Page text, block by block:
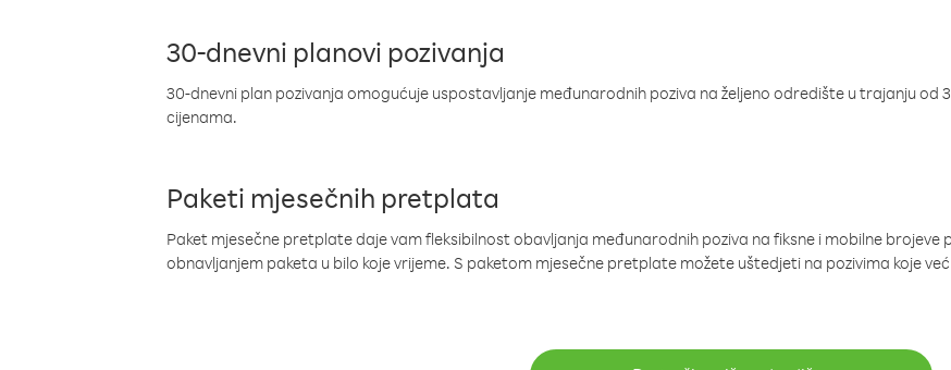
30-dnevni planovi pozivanja
30-dnevni plan pozivanja omogućuje uspostavljanje međunarodnih poziva na željeno odredište u trajanju od
cijenama.
Paketi mjesečnih pretplata
Paket mjesečne pretplate daje vam fleksibilnost obavljanja međunarodnih poziva na fiksne i mobilne brojeve
obnavljanjem paketa u bilo koje vrijeme. S paketom mjesečne pretplate možete uštedjeti na pozivima koje